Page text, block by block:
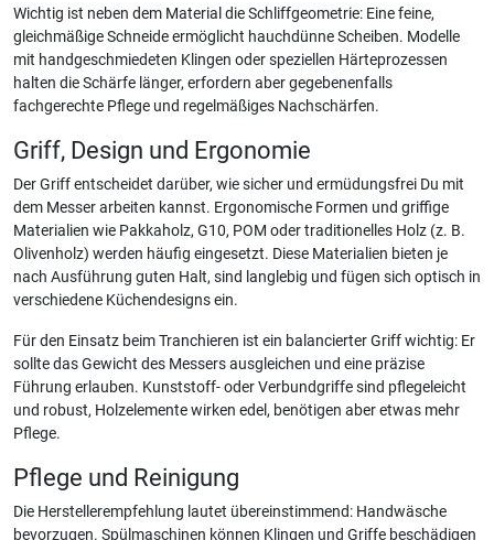
Wichtig ist neben dem Material die Schliffgeometrie: Eine feine,
gleichmäßige Schneide ermöglicht hauchdünne Scheiben. Modelle
mit handgeschmiedeten Klingen oder speziellen Härteprozessen
halten die Schärfe länger, erfordern aber gegebenenfalls
fachgerechte Pflege und regelmäßiges Nachschärfen.
Griff, Design und Ergonomie
Der Griff entscheidet darüber, wie sicher und ermüdungsfrei Du mit
dem Messer arbeiten kannst. Ergonomische Formen und griffige
Materialien wie Pakkaholz, G10, POM oder traditionelles Holz (z. B.
Olivenholz) werden häufig eingesetzt. Diese Materialien bieten je
nach Ausführung guten Halt, sind langlebig und fügen sich optisch in
verschiedene Küchendesigns ein.
Für den Einsatz beim Tranchieren ist ein balancierter Griff wichtig: Er
sollte das Gewicht des Messers ausgleichen und eine präzise
Führung erlauben. Kunststoff- oder Verbundgriffe sind pflegeleicht
und robust, Holzelemente wirken edel, benötigen aber etwas mehr
Pflege.
Pflege und Reinigung
Die Herstellerempfehlung lautet übereinstimmend: Handwäsche
bevorzugen. Spülmaschinen können Klingen und Griffe beschädigen